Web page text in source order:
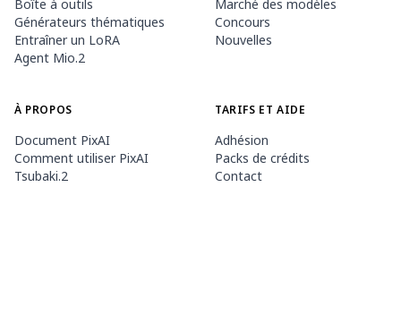
Boîte à outils
Générateurs thématiques
Entraîner un LoRA
Agent Mio.2
Marché des modèles
Concours
Nouvelles
À PROPOS
Document PixAI
Comment utiliser PixAI
Tsubaki.2
TARIFS ET AIDE
Adhésion
Packs de crédits
Contact